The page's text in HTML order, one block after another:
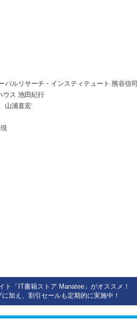
バルリサーチ・インスティテュート 熊谷信司
ウス 池田紀行
山浦直宏
ト「IT書籍ストア Manatee」がオススメ！
加え、割引セールも定期的に実施中！